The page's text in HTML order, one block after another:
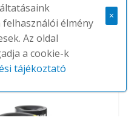
NINCS
élmény
Az oldal
a cookie-k
tájékoztató
×